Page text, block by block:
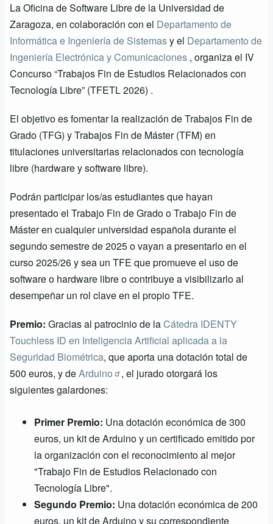
La Oficina de Software Libre de la Universidad de
Zaragoza, en colaboración con el Departamento de
Informática e Ingeniería de Sistemasy el Departamento de
Ingeniería Electrónica y Comunicaciones , organiza el IV
Concurso “Trabajos Fin de Estudios Relacionados con
Tecnología Libre” (TFETL 2026) .
El objetivo es fomentar la realización de Trabajos Fin de
Grado (TFG) y Trabajos Fin de Máster (TFM) en
titulaciones universitarias relacionados con tecnología
libre (hardware y software libre).
Podrán participar los/as estudiantes que hayan
presentado el Trabajo Fin de Grado o Trabajo Fin de
Máster en cualquier universidad española durante el
segundo semestre de 2025 o vayan a presentarlo en el
curso 2025/26 y sea un TFE que promueve el uso de
software o hardware libre o contribuye a visibilizarlo al
desempeñar un rol clave en el propio TFE.
Premio: Gracias al patrocinio de laCátedra IDENTY
Touchless ID en Inteligencia Artificial aplicada a la
Seguridad Biométrica, que aporta una dotación total de
500 euros, y deArduino
, el jurado otorgará los
siguientes galardones:
Primer Premio: Una dotación económica de 300
euros, un kit de Arduino y un certificado emitido por
la organización con el reconocimiento al mejor
"Trabajo Fin de Estudios Relacionado con
Tecnología Libre".
Segundo Premio: Una dotación económica de 200
euros, un kit de Arduino y su correspondiente